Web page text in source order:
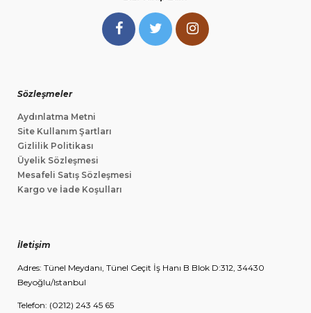
Sözleşmeler
Aydınlatma Metni
Site Kullanım Şartları
Gizlilik Politikası
Üyelik Sözleşmesi
Mesafeli Satış Sözleşmesi
Kargo ve İade Koşulları
İletişim
Adres: Tünel Meydanı, Tünel Geçit İş Hanı B Blok D:312, 34430
Beyoğlu/Istanbul
Telefon: (0212) 243 45 65